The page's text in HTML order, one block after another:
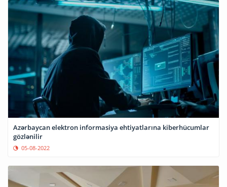
Azərbaycan elektron informasiya ehtiyatlarına kiberhücumlar
gözlənilir
05-08-2022